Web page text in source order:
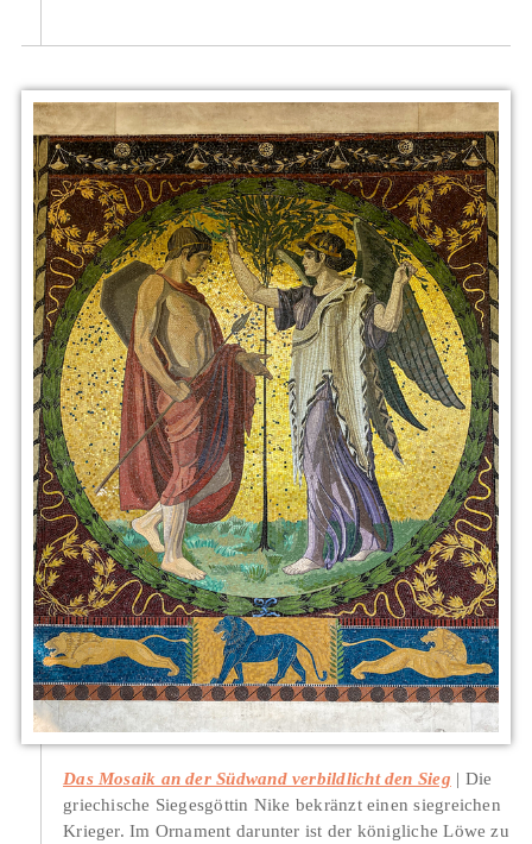
Das Mosaik an der Südwand verbildlicht den Sieg
Die
griechische Siegesgöttin Nike bekränzt einen siegreichen
Krieger. Im Ornament darunter ist der königliche Löwe zu